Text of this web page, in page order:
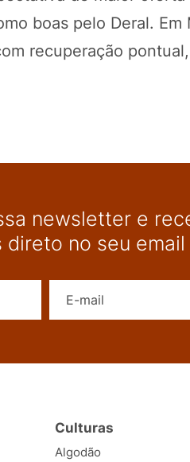
boas pelo Deral.
recuperação
newsletter e
direto no seu email
Culturas
Algodão